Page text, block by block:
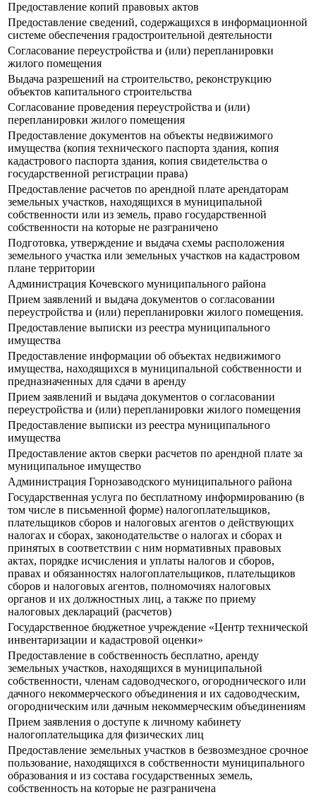
Предоставление копий правовых актов
Предоставление сведений, содержащихся в информационной
системе обеспечения градостроительной деятельности
Согласование переустройства и (или) перепланировки
жилого помещения
Выдача разрешений на строительство, реконструкцию
объектов капитального строительства
Согласование проведения переустройства и (или)
перепланировки жилого помещения
Предоставление документов на объекты недвижимого
имущества (копия технического паспорта здания, копия
кадастрового паспорта здания, копия свидетельства о
государственной регистрации права)
Предоставление расчетов по арендной плате арендаторам
земельных участков, находящихся в муниципальной
собственности или из земель, право государственной
собственности на которые не разграничено
Подготовка, утверждение и выдача схемы расположения
земельного участка или земельных участков на кадастровом
плане территории
Администрация Кочевского муниципального района
Прием заявлений и выдача документов о согласовании
переустройства и (или) перепланировки жилого помещения.
Предоставление выписки из реестра муниципального
имущества
Предоставление информации об объектах недвижимого
имущества, находящихся в муниципальной собственности и
предназначенных для сдачи в аренду
Прием заявлений и выдача документов о согласовании
переустройства и (или) перепланировки жилого помещения
Предоставление выписки из реестра муниципального
имущества
Предоставление актов сверки расчетов по арендной плате за
муниципальное имущество
Администрация Горнозаводского муниципального района
Государственная услуга по бесплатному информированию (в
том числе в письменной форме) налогоплательщиков,
плательщиков сборов и налоговых агентов о действующих
налогах и сборах, законодательстве о налогах и сборах и
принятых в соответствии с ним нормативных правовых
актах, порядке исчисления и уплаты налогов и сборов,
правах и обязанностях налогоплательщиков, плательщиков
сборов и налоговых агентов, полномочиях налоговых
органов и их должностных лиц, а также по приему
налоговых деклараций (расчетов)
Государственное бюджетное учреждение «Центр технической
инвентаризации и кадастровой оценки»
Предоставление в собственность бесплатно, аренду
земельных участков, находящихся в муниципальной
собственности, членам садоводческого, огороднического или
дачного некоммерческого объединения и их садоводческим,
огородническим или дачным некоммерческим объединениям
Прием заявления о доступе к личному кабинету
налогоплательщика для физических лиц
Предоставление земельных участков в безвозмездное срочное
пользование, находящихся в собственности муниципального
образования и из состава государственных земель,
собственность на которые не разграничена